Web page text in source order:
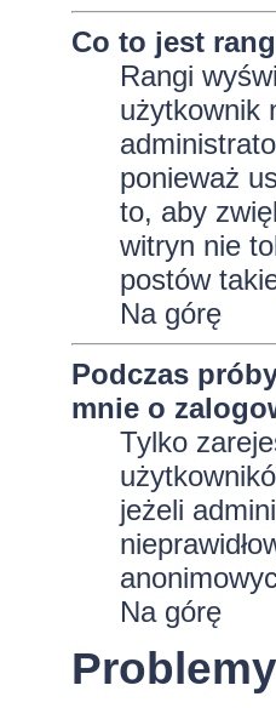
Co to jest
Rangi
użytkownik
ponieważ
to, aby
witryn nie
postów
Na górę
Podczas
mnie o
Tylko
jeżeli
Na górę